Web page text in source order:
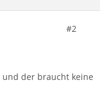
#2
der braucht keine